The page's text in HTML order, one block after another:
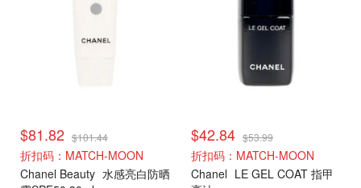
$81.82 $101.44
折扣码：MATCH-MOON
Chanel Beauty 水感亮白防晒
$42.84 $53.99
折扣码：MATCH-MOON
Chanel LE GEL COAT 指甲